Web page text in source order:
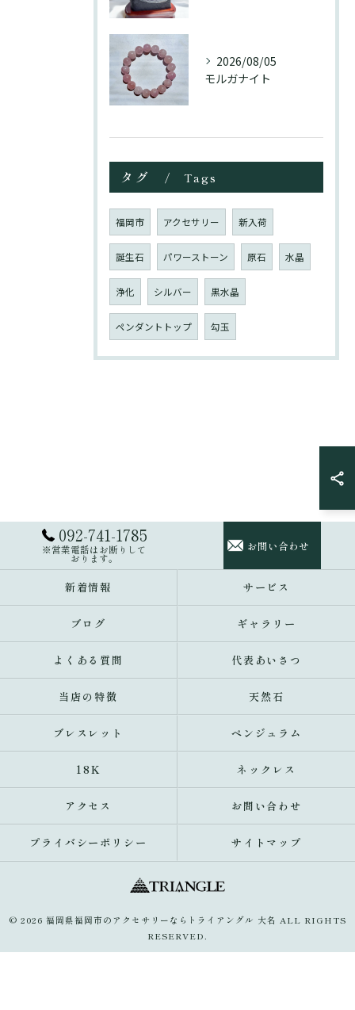
2026/08/05
モルガナイト
タグ Tags
福岡市 アクセサリー 新入荷
誕生石 パワーストーン 原石 水晶
浄化 シルバー 黒水晶
ペンダントトップ 勾玉
092-741-1785
※営業電話はお断りして
おります。
お問い合わせ
新着情報 サービス
ブログ ギャラリー
よくある質問 代表あいさつ
当店の特徴 天然石
ブレスレット ペンジュラム
18K ネックレス
アクセス お問い合わせ
プライバシーポリシー サイトマップ
© 2026 福岡県福岡市のアクセサリーならトライアングル 大名 ALL RIGHTS
RESERVED.